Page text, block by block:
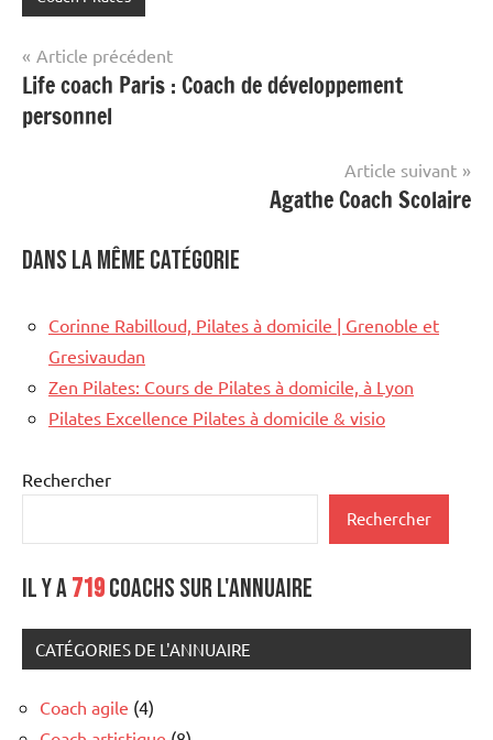
Navigation
de
l’article
Article précédent
Life coach Paris : Coach de développement
personnel
Article suivant
Agathe Coach Scolaire
Dans la même catégorie
Corinne Rabilloud, Pilates à domicile | Grenoble et
Gresivaudan
Zen Pilates: Cours de Pilates à domicile, à Lyon
Pilates Excellence Pilates à domicile & visio
Rechercher
Rechercher
Il y a719coachs sur l'annuaire
CATÉGORIES DE L'ANNUAIRE
Coach agile (4)